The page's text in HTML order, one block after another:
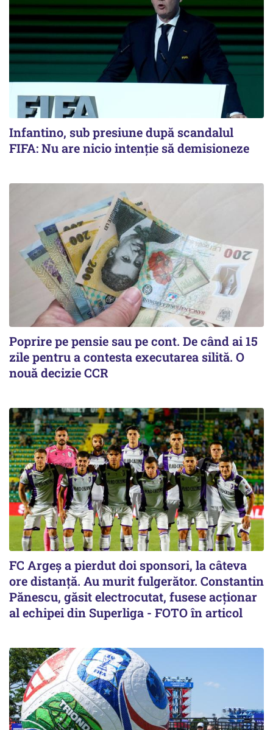
Infantino, sub presiune după scandalul
FIFA: Nu are nicio intenție să demisioneze
Poprire pe pensie sau pe cont. De când ai 15
zile pentru a contesta executarea silită. O
nouă decizie CCR
FC Argeș a pierdut doi sponsori, la câteva
ore distanță. Au murit fulgerător. Constantin
Pănescu, găsit electrocutat, fusese acționar
al echipei din Superliga - FOTO în articol